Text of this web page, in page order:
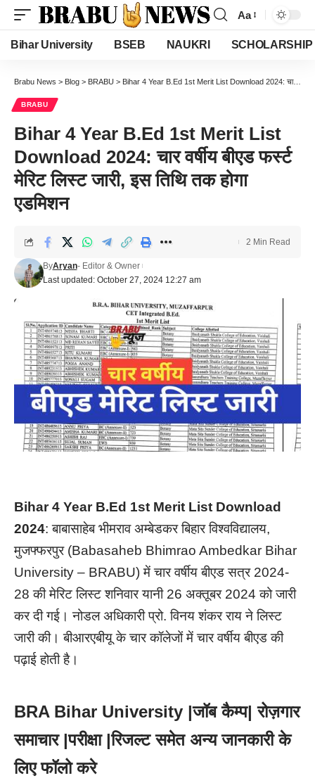
Font
Resizer
Aa
Bihar University BSEB NAUKRI SCHOLARSHIP
Brabu News > Blog > BRABU > Bihar 4 Year B.Ed 1st Merit List Download 2024: चार वर्षीय बीएड फर्स्ट मेरिट लिस्ट जारी, इस तिथि तक होगा एडमिशन
BRABU
Bihar 4 Year B.Ed 1st Merit List
Download 2024: चार वर्षीय बीएड फर्स्ट
मेरिट लिस्ट जारी, इस तिथि तक होगा
एडमिशन
Last updated: October 27, 2024 12:27 am
ByAryan- Editor & Owner
2 Min Read
Bihar 4 Year B.Ed 1st Merit List Download
2024: बाबासाहेब भीमराव अम्बेडकर बिहार विश्वविद्यालय,
मुजफ्फरपुर (Babasaheb Bhimrao Ambedkar Bihar
University – BRABU) में चार वर्षीय बीएड सत्र 2024-
28 की मेरिट लिस्ट शनिवार यानी 26 अक्तूबर 2024 को जारी
कर दी गई। नोडल अधिकारी प्रो. विनय शंकर राय ने लिस्ट
जारी की। बीआरएबीयू के चार कॉलेजों में चार वर्षीय बीएड की
पढ़ाई होती है।
BRA Bihar University |जॉब कैम्प| रोज़गार
समाचार |परीक्षा |रिजल्ट समेत अन्य जानकारी के
लिए फॉलो करे